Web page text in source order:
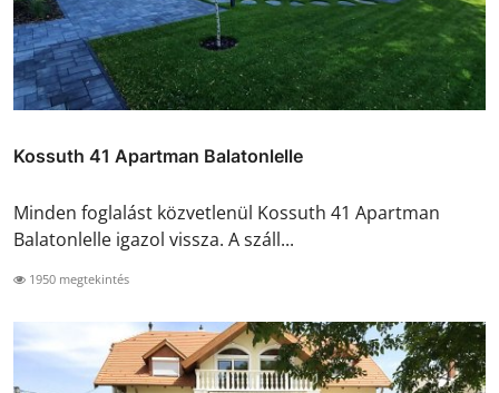
Kossuth 41 Apartman Balatonlelle
Minden foglalást közvetlenül Kossuth 41 Apartman
Balatonlelle igazol vissza. A száll...
1950 megtekintés